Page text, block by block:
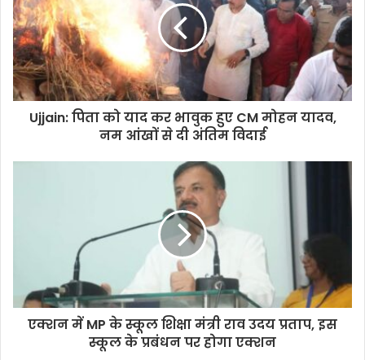
Ujjain: पिता को याद कर भावुक हुए CM मोहन यादव,
नम आंखों से दी अंतिम विदाई
एक्शन में MP के स्कूल शिक्षा मंत्री राव उदय प्रताप, इस
स्कूल के प्रबंधन पर होगा एक्शन